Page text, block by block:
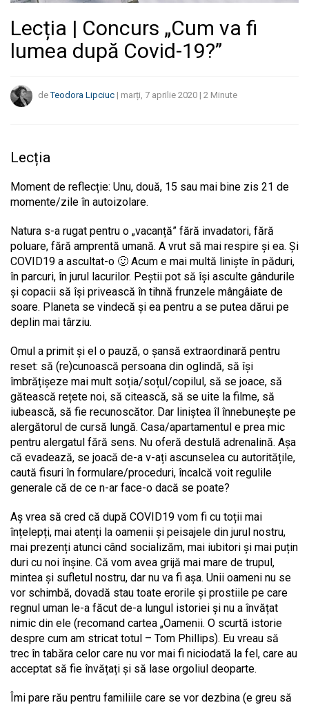
Lecția | Concurs „Cum va fi
lumea după Covid-19?”
deTeodora Lipciuc | marți, 7 aprilie 2020 | 2 Minute
Lecția
Moment de reflecție: Unu, două, 15 sau mai bine zis 21 de
momente/zile în autoizolare.
Natura s-a rugat pentru o „vacanță” fără invadatori, fără
poluare, fără amprentă umană. A vrut să mai respire și ea. Și
COVID19 a ascultat-o 🙂 Acum e mai multă liniște în păduri,
în parcuri, în jurul lacurilor. Peștii pot să își asculte gândurile
și copacii să își privească în tihnă frunzele mângâiate de
soare. Planeta se vindecă și ea pentru a se putea dărui pe
deplin mai târziu.
Omul a primit și el o pauză, o șansă extraordinară pentru
reset: să (re)cunoască persoana din oglindă, să își
îmbrățișeze mai mult soția/soțul/copilul, să se joace, să
gătească rețete noi, să citească, să se uite la filme, să
iubească, să fie recunoscător. Dar liniștea îl înnebunește pe
alergătorul de cursă lungă. Casa/apartamentul e prea mic
pentru alergatul fără sens. Nu oferă destulă adrenalină. Așa
că evadează, se joacă de-a v-ați ascunselea cu autoritățile,
caută fisuri în formulare/proceduri, încalcă voit regulile
generale că de ce n-ar face-o dacă se poate?
Aș vrea să cred că după COVID19 vom fi cu toții mai
înțelepți, mai atenți la oamenii și peisajele din jurul nostru,
mai prezenți atunci când socializăm, mai iubitori și mai puțin
duri cu noi înșine. Că vom avea grijă mai mare de trupul,
mintea și sufletul nostru, dar nu va fi așa. Unii oameni nu se
vor schimbă, dovadă stau toate erorile și prostiile pe care
regnul uman le-a făcut de-a lungul istoriei și nu a învățat
nimic din ele (recomand cartea „Oamenii. O scurtă istorie
despre cum am stricat totul – Tom Phillips). Eu vreau să
trec în tabăra celor care nu vor mai fi niciodată la fel, care au
acceptat să fie învățați și să lase orgoliul deoparte.
Îmi pare rău pentru familiile care se vor dezbina (e greu să